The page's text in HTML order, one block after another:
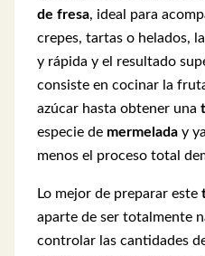
de fresa, ideal para
crepes, tartas o helados,
y rápida y el resultado
consiste en cocinar la
azúcar hasta obtener una
especie de mermelada y
menos el proceso total
Lo mejor de preparar este
aparte de ser totalmente
controlar las cantidades